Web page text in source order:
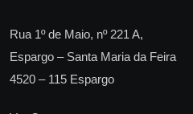
Rua 1º de Maio, nº 221 A,
Espargo – Santa Maria da Feira
4520 – 115 Espargo